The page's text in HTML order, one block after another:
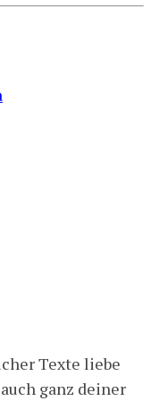
Texte liebe
ganz deiner